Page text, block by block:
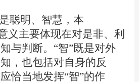
聪明、智慧，本
义主要体现在对是非、利
与判断。“智”既是对外
，也包括对自身的反
恰当地发挥“智”的作